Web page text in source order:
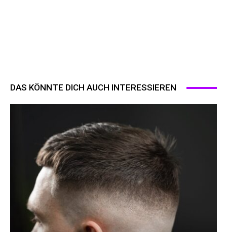
DAS KÖNNTE DICH AUCH INTERESSIEREN